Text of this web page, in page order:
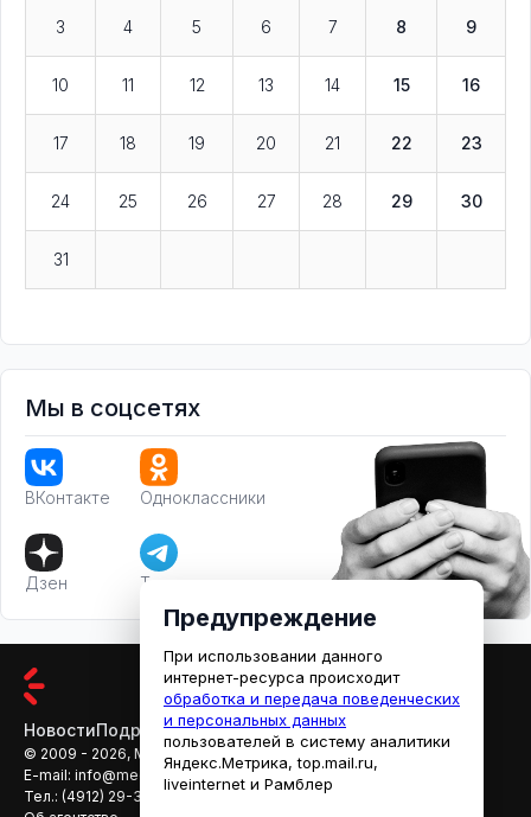
3 4 5 6 7 8 9
10 11 12 13 14 15 16
17 18 19 20 21 22 23
24 25 26 27 28 29 30
31
Мы в соцсетях
ВКонтакте Одноклассники
Дзен Телеграм
НовостиПодробностиАфишаКино
© 2009 - 2026, МЕДИАРЯЗАНЬ
E-mail: info@mediaryazan.ru
reklama@mediaryazan.ru
Тел.: (4912) 29-33-66
Предупреждение
При использовании данного
интернет-ресурса происходит
обработка и передача поведенческих
и персональных данных
пользователей в систему аналитики
Яндекс.Метрика, top.mail.ru,
liveinternet и Рамблер